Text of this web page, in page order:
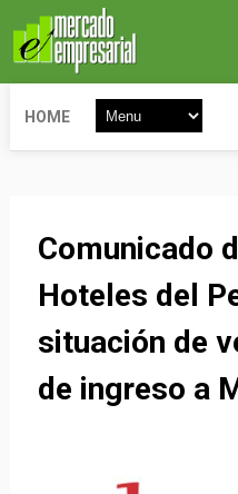
HOME
Comunicado
Hoteles del
situación de
de ingreso a